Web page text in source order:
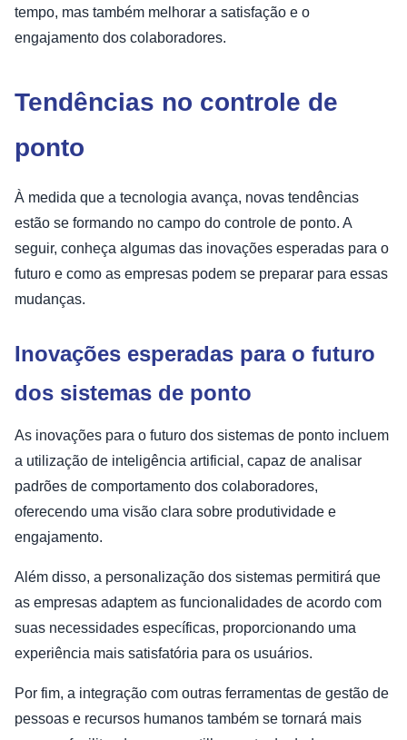
tempo, mas também melhorar a satisfação e o
engajamento dos colaboradores.
Tendências no controle de
ponto
À medida que a tecnologia avança, novas tendências
estão se formando no campo do controle de ponto. A
seguir, conheça algumas das inovações esperadas para o
futuro e como as empresas podem se preparar para essas
mudanças.
Inovações esperadas para o futuro
dos sistemas de ponto
As inovações para o futuro dos sistemas de ponto incluem
a utilização de inteligência artificial, capaz de analisar
padrões de comportamento dos colaboradores,
oferecendo uma visão clara sobre produtividade e
engajamento.
Além disso, a personalização dos sistemas permitirá que
as empresas adaptem as funcionalidades de acordo com
suas necessidades específicas, proporcionando uma
experiência mais satisfatória para os usuários.
Por fim, a integração com outras ferramentas de gestão de
pessoas e recursos humanos também se tornará mais